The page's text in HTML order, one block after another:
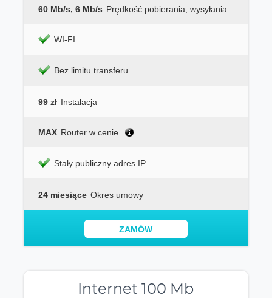
60 Mb/s, 6 Mb/s Prędkość pobierania, wysyłania
WI-FI
Bez limitu transferu
99 zł Instalacja
MAX Router w cenie
Stały publiczny adres IP
24 miesiące Okres umowy
ZAMÓW
Internet 100 Mb